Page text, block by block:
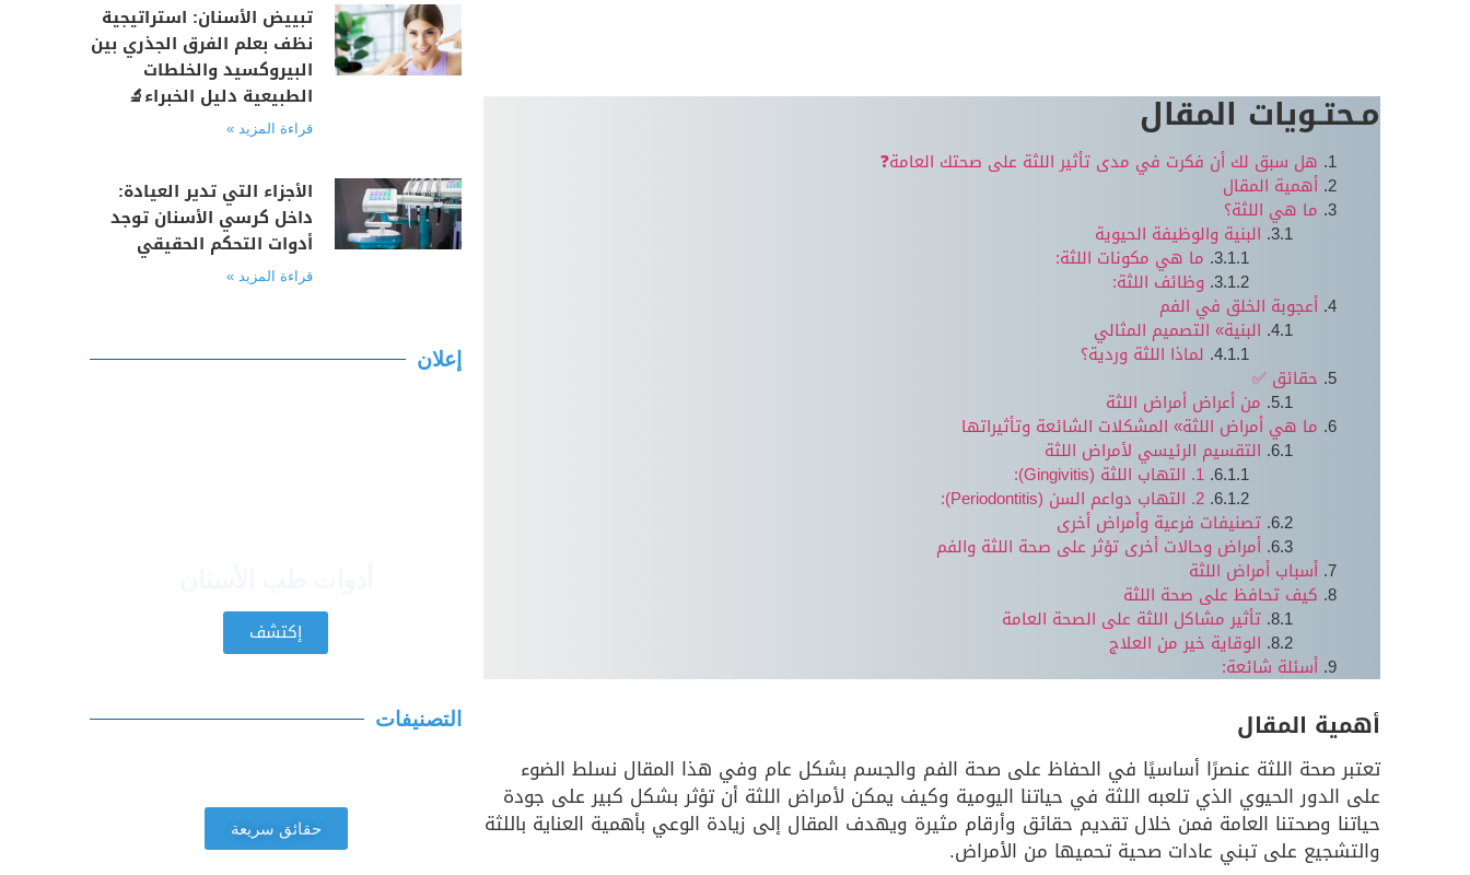
مـحتـويات المقال
هل سبق لك أن فكرت في مدى تأثير اللثة على صحتك العامة❓
أهمية المقال
ما هي اللثة؟
البنية والوظيفة الحيوية
ما هي مكونات اللثة:
وظائف اللثة:
أعجوبة الخلق في الفم
البنية» التصميم المثالي
لماذا اللثة وردية؟
حقائق ✅
من أعراض أمراض اللثة
ما هي أمراض اللثة» المشكلات الشائعة وتأثيراتها
التقسيم الرئيسي لأمراض اللثة
1. التهاب اللثة (Gingivitis):
2. التهاب دواعم السن (Periodontitis):
تصنيفات فرعية وأمراض أخرى
أمراض وحالات أخرى تؤثر على صحة اللثة والفم
أسباب أمراض اللثة
كيف تحافظ على صحة اللثة
تأثير مشاكل اللثة على الصحة العامة
الوقاية خير من العلاج
أسئلة شائعة:
أهمية المقال
تعتبر صحة اللثة عنصرًا أساسيًا في الحفاظ على صحة الفم والجسم بشكل عام وفي هذا المقال نسلط الضوء
على الدور الحيوي الذي تلعبه اللثة في حياتنا اليومية وكيف يمكن لأمراض اللثة أن تؤثر بشكل كبير على جودة
حياتنا وصحتنا العامة فمن خلال تقديم حقائق وأرقام مثيرة ويهدف المقال إلى زيادة الوعي بأهمية العناية باللثة
والتشجيع على تبني عادات صحية تحميها من الأمراض.
تبييض الأسنان: استراتيجية
نظف بعلم الفرق الجذري بين
البيروكسيد والخلطات
الطبيعية دليل الخبراء🔬
قراءة المزيد »
الأجزاء التي تدير العيادة:
داخل كرسي الأسنان توجد
أدوات التحكم الحقيقي
قراءة المزيد »
إعلان
إكتشف
التصنيفات
حقائق سريعة